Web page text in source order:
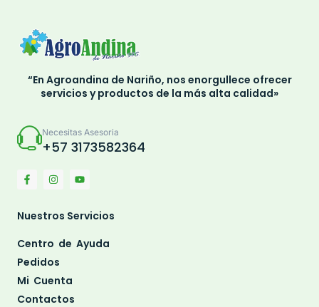
“En Agroandina de Nariño, nos enorgullece ofrecer
servicios y productos de la más alta calidad»
Necesitas Asesoria
+57 3173582364
Nuestros Servicios
Centro de Ayuda
Pedidos
Mi Cuenta
Contactos